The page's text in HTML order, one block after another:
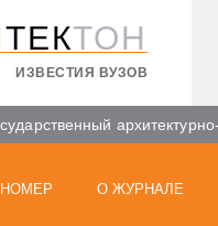
ТЕКТОН
ИЗВЕСТИЯ ВУЗОВ
О ЖУРНАЛЕ